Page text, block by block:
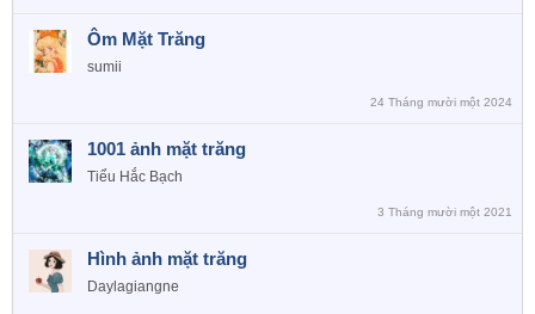
Ôm Mặt Trăng
sumii
24 Tháng mười một 2024
1001 ảnh mặt trăng
Tiểu Hắc Bạch
3 Tháng mười một 2021
Hình ảnh mặt trăng
Daylagiangne